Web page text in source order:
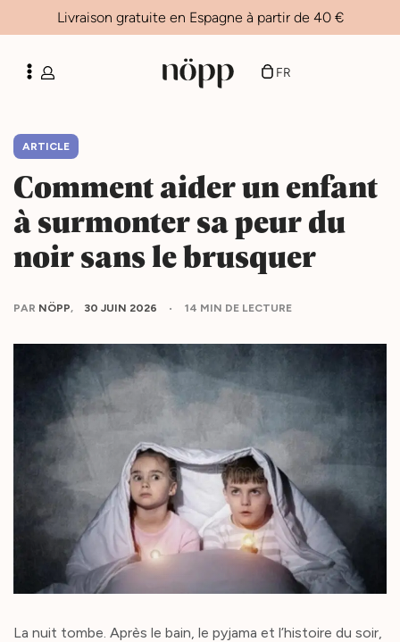
Livraison gratuite en Espagne à partir de 40 €
FR
EN
ARTICLE
Comment aider un enfant
à surmonter sa peur du
noir sans le brusquer
PAR NÖPP 30 JUIN 2026 14 MIN DE LECTURE
La nuit tombe. Après le bain, le pyjama et l’histoire du soir,